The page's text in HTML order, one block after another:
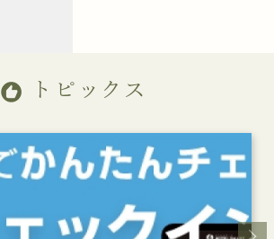
recommend トピックス